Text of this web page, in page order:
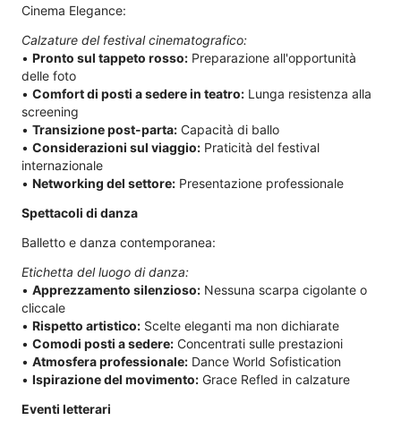
Cinema Elegance:
Calzature del festival cinematografico:
• Pronto sul tappeto rosso: Preparazione all'opportunità
delle foto
• Comfort di posti a sedere in teatro: Lunga resistenza alla
screening
• Transizione post-parta: Capacità di ballo
• Considerazioni sul viaggio: Praticità del festival
internazionale
• Networking del settore: Presentazione professionale
Spettacoli di danza
Balletto e danza contemporanea:
Etichetta del luogo di danza:
• Apprezzamento silenzioso: Nessuna scarpa cigolante o
cliccale
• Rispetto artistico: Scelte eleganti ma non dichiarate
• Comodi posti a sedere: Concentrati sulle prestazioni
• Atmosfera professionale: Dance World Sofistication
• Ispirazione del movimento: Grace Refled in calzature
Eventi letterari